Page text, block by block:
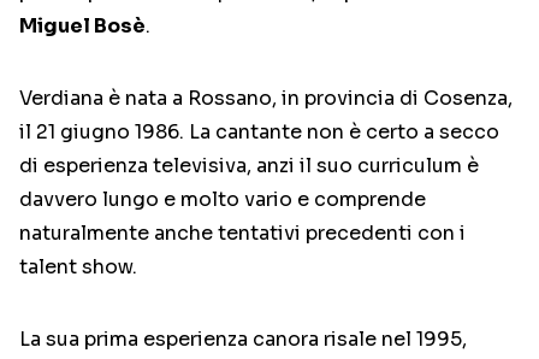
Miguel Bosè.
Verdiana è nata a Rossano, in provincia di Cosenza,
il 21 giugno 1986. La cantante non è certo a secco
di esperienza televisiva, anzi il suo curriculum è
davvero lungo e molto vario e comprende
naturalmente anche tentativi precedenti con i
talent show.
La sua prima esperienza canora risale nel 1995,